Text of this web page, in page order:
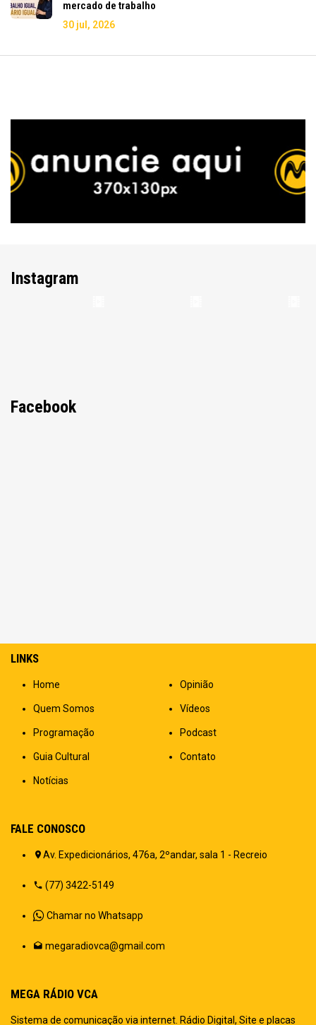
mercado de trabalho
30 jul, 2026
Instagram
Facebook
LINKS
Home
Quem Somos
Programação
Guia Cultural
Notícias
Opinião
Vídeos
Podcast
Contato
FALE CONOSCO
Av. Expedicionários, 476a, 2ºandar, sala 1 - Recreio
(77) 3422-5149
Chamar no Whatsapp
megaradiovca@gmail.com
MEGA RÁDIO VCA
Sistema de comunicação via internet. Rádio Digital, Site e placas